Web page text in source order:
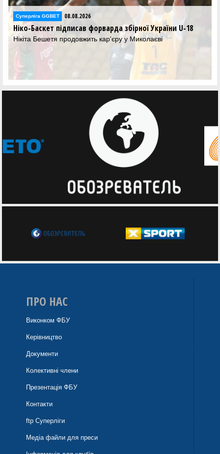
Суперліга GGBET 08.08.2026
Ніко-Баскет підписав форварда збірної України U-18
Нікіта Бешетя продовжить кар'єру у Миколаєві
ПРО НАС
Виконком ФБУ
Керівництво
Документи
Колективні члени
Презентація ФБУ
Контакти
ftp Суперліги
Медіа файли для преси